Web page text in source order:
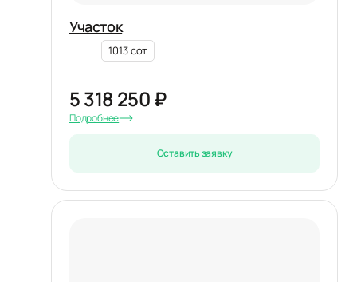
Участок
10.13 сот
5 318 250 ₽
Подробнее
Оставить заявку